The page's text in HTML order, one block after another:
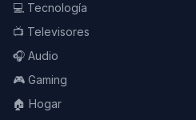
💻 Tecnología
📺 Televisores
🎧 Audio
🎮 Gaming
🏠 Hogar